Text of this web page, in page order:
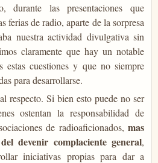
durante las presentaciones que
ferias de radio, aparte de la sorpresa
nuestra actividad divulgativa sin
claramente que hay un notable
cuestiones y que no siempre
para desarrollarse.
respecto. Si bien esto puede no ser
ostentan la responsabilidad de
de radioaficionados, mas
devenir complaciente general,
iniciativas propias para dar a